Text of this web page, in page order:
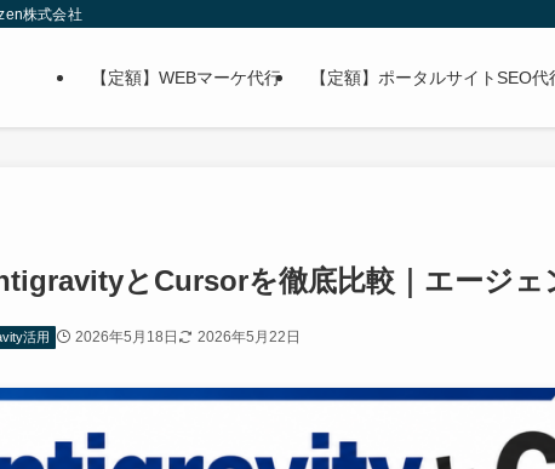
株式会社
【定額】WEBマーケ代行 【定額】ポータルサイトSEO代
とCursorを徹底比較｜エージェ
活用 2026年5月18日 2026年5月22日